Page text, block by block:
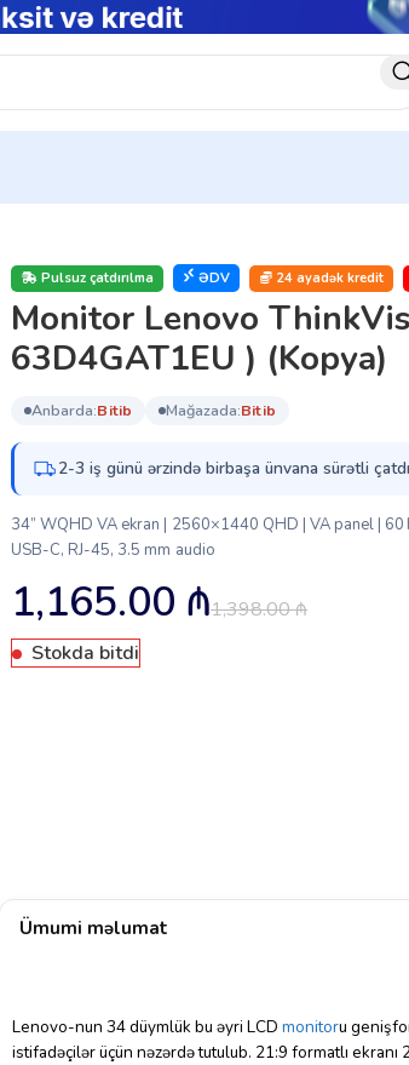
Pulsuz çatdırılma ƏDV 24 ayadək kredit
Monitor Lenovo
63D4GAT1EU ) (Kopya)
anbarda: bi̇ti̇b mağazada: bi̇ti̇b
2-3 iş günü ərzində birbaşa ünvana sürətli
34” WQHD VA ekran | 2560×1440 QHD | VA panel |
USB-C, RJ-45, 3.5 mm audio
1,398.00₼
1,165.00 ₼
Stokda bitdi
Ümumi məlumat
Lenovo-nun 34 düymlük bu əyri LCD monitoru
istifadəçilər üçün nəzərdə tutulub. 21:9 formatlı